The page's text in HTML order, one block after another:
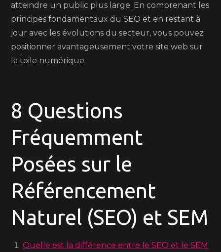
atteindre un public plus large. En comprenant les
principes fondamentaux du SEO et en restant à
jour avec les évolutions du secteur, vous pouvez
positionner avantageusement votre site web sur
la toile numérique.
8 Questions
Fréquemment
Posées sur le
Référencement
Naturel (SEO) et SEM
Quelle est la différence entre le SEO et le SEM